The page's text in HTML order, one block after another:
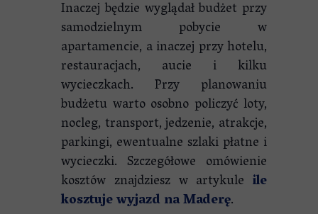
Inaczej będzie wyglądał budżet przy
samodzielnym pobycie w
apartamencie, a inaczej przy hotelu,
restauracjach, aucie i kilku
wycieczkach. Przy planowaniu
budżetu warto osobno policzyć loty,
nocleg, transport, jedzenie, atrakcje,
parkingi, ewentualne szlaki płatne i
wycieczki. Szczegółowe omówienie
kosztów znajdziesz w artykule ile
kosztuje wyjazd na Maderę.